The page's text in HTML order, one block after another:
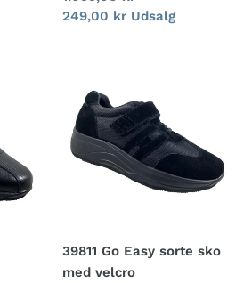
Udsalgspris
249,00 kr Udsalg
Easy
sorte
sko
39811 Go Easy sorte sko
med velcro